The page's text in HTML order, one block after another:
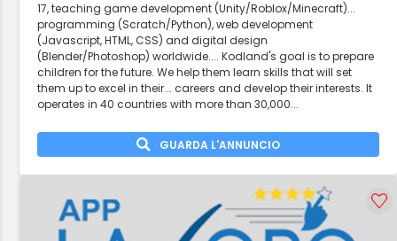
17, teaching game development (Unity/Roblox/Minecraft)...
programming (Scratch/Python), web development
(Javascript, HTML, CSS) and digital design
(Blender/Photoshop) worldwide.... Kodland's goal is to prepare
children for the future. We help them learn skills that will set
them up to excel in their... careers and develop their interests. It
operates in 40 countries with more than 30,000...
GUARDA L'ANNUNCIO